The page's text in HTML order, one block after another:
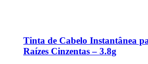
Tinta de Cabelo Instantânea
Raízes Cinzentas – 3.8g